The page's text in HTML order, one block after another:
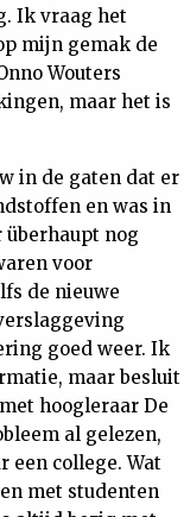
Ik vraag het
mijn gemak de
Wouters
maar het is
in de gaten dat er
en was in
nog
voor
de nieuwe
goed weer. Ik
maar besluit
hoogleraar De
al gelezen,
een college. Wat
met studenten